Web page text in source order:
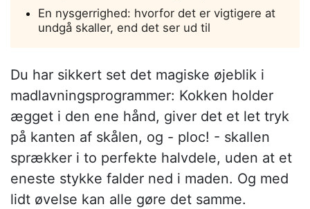
En nysgerrighed: hvorfor det er vigtigere at
undgå skaller, end det ser ud til
Du har sikkert set det magiske øjeblik i
madlavningsprogrammer: Kokken holder
ægget i den ene hånd, giver det et let tryk
på kanten af skålen, og - ploc! - skallen
sprækker i to perfekte halvdele, uden at et
eneste stykke falder ned i maden. Og med
lidt øvelse kan alle gøre det samme.